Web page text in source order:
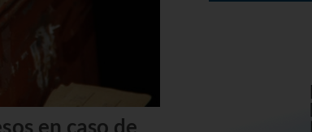
en caso de